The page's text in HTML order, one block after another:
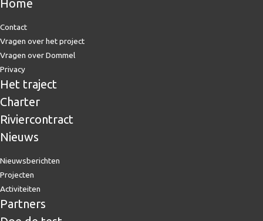
Home
Contact
Vragen over het project
Vragen over Dommel
Privacy
Het traject
Charter
Riviercontract
Nieuws
Nieuwsberichten
Projecten
Activiteiten
Partners